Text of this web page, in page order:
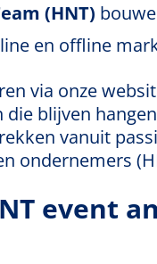
(HNT)
en offline
via onze
blijven hangen
vanuit
ondernemers
event